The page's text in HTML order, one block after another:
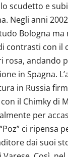
scudetto e
Negli anni
Bologna ma
contrasti con il
rosa, andando
in Spagna.
in Russia
il Chimky di
per
ci ripensa
dai suoi